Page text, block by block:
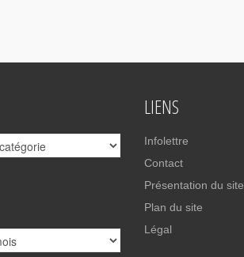
LIENS
Infolettre
Contact
Présentation du site
Plan du site
Légal